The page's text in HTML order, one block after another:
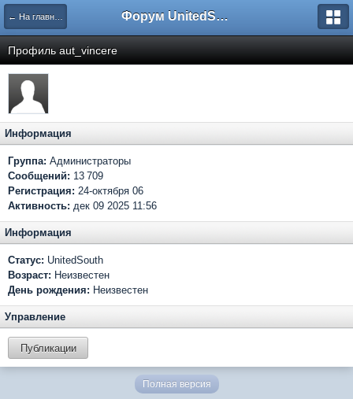
← На главную Форум UnitedSouth
Профиль aut_vincere
Информация
Группа: Администраторы
Сообщений: 13 709
Регистрация: 24-октября 06
Активность: дек 09 2025 11:56
Информация
Статус: UnitedSouth
Возраст: Неизвестен
День рождения: Неизвестен
Управление
Публикации
Полная версия